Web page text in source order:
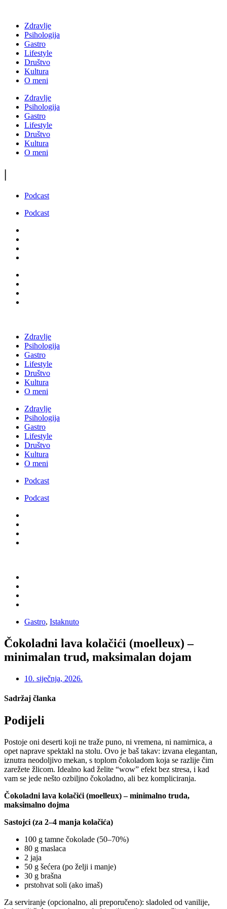
Zdravlje
Psihologija
Gastro
Lifestyle
Društvo
Kultura
O meni
Zdravlje
Psihologija
Gastro
Lifestyle
Društvo
Kultura
O meni
|
Podcast
Podcast
Zdravlje
Psihologija
Gastro
Lifestyle
Društvo
Kultura
O meni
Zdravlje
Psihologija
Gastro
Lifestyle
Društvo
Kultura
O meni
Podcast
Podcast
Gastro, Istaknuto
Čokoladni lava kolačići (moelleux) –
minimalan trud, maksimalan dojam
10. siječnja, 2026.
Sadržaj članka
Podijeli
Postoje oni deserti koji ne traže puno, ni vremena, ni namirnica, a
opet naprave spektakl na stolu. Ovo je baš takav: izvana elegantan,
iznutra neodoljivo mekan, s toplom čokoladom koja se razlije čim
zarežete žlicom. Idealno kad želite “wow” efekt bez stresa, i kad
vam se jede nešto ozbiljno čokoladno, ali bez kompliciranja.
Čokoladni lava kolačići (moelleux) – minimalno truda,
maksimalno dojma
Sastojci (za 2–4 manja kolačića)
100 g tamne čokolade (50–70%)
80 g maslaca
2 jaja
50 g šećera (po želji i manje)
30 g brašna
prstohvat soli (ako imaš)
Za serviranje (opcionalno, ali preporučeno): sladoled od vanilije,